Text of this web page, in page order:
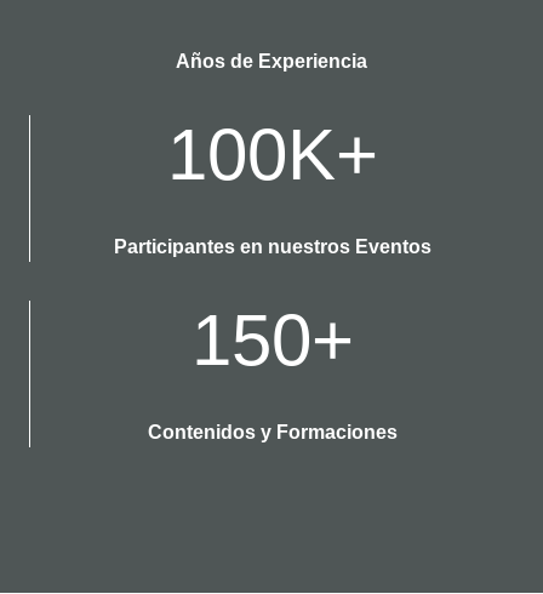
Años de Experiencia
100K+
Participantes en nuestros Eventos
150+
Contenidos y Formaciones